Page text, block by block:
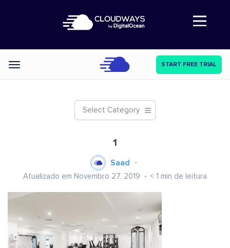
Abre a navegação
Categories START FREE TRIAL
Select Category
1
Saad
Atualizado em Novembro 27, 2019 < 1 min de leitura